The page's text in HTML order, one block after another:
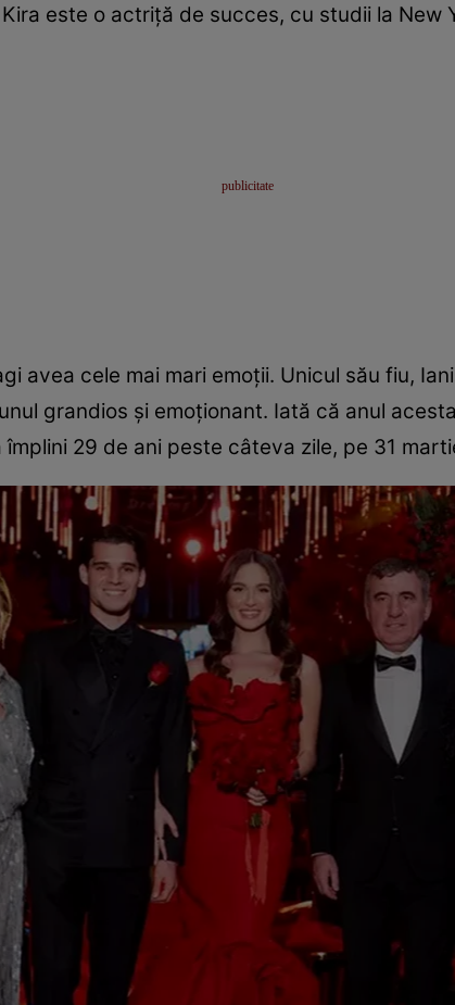
Kira este o actriță de succes, cu studii la New
avea cele mai mari emoţii. Unicul său fiu,
grandios şi emoţionant. Iată că anul
29 de ani peste câteva zile, pe 31